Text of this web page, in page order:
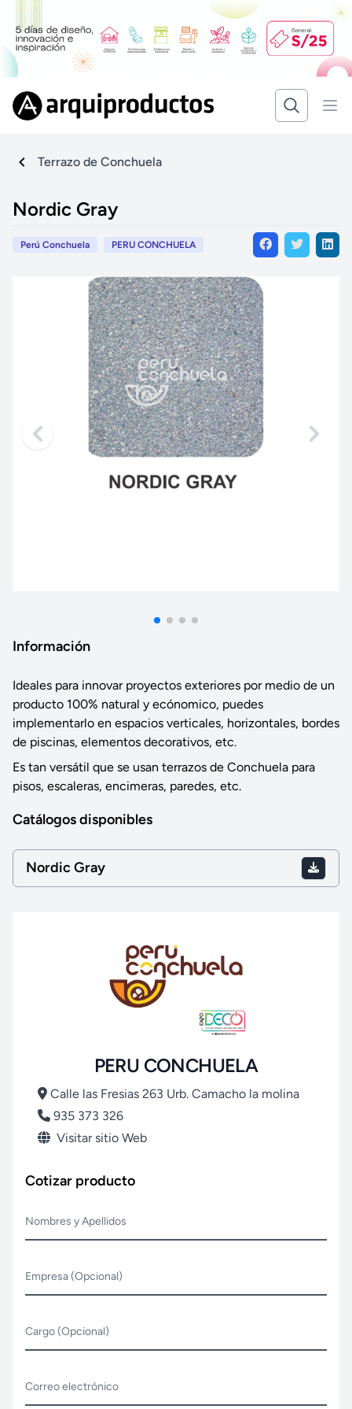
Terrazo de Conchuela
Nordic Gray
Perú Conchuela PERU CONCHUELA
Información
Ideales para innovar proyectos exteriores por medio de un
producto 100% natural y ecónomico, puedes
implementarlo en espacios verticales, horizontales, bordes
de piscinas, elementos decorativos, etc.
Es tan versátil que se usan terrazos de Conchuela para
pisos, escaleras, encimeras, paredes, etc.
Catálogos disponibles
Nordic Gray
PERU CONCHUELA
Calle las Fresias 263 Urb. Camacho la molina
935 373 326
Visitar sitio Web
Cotizar producto
Nombres y Apellidos
Empresa (Opcional)
Cargo (Opcional)
Correo electrónico